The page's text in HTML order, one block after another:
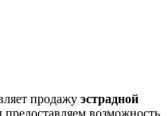
продажу эстрадной